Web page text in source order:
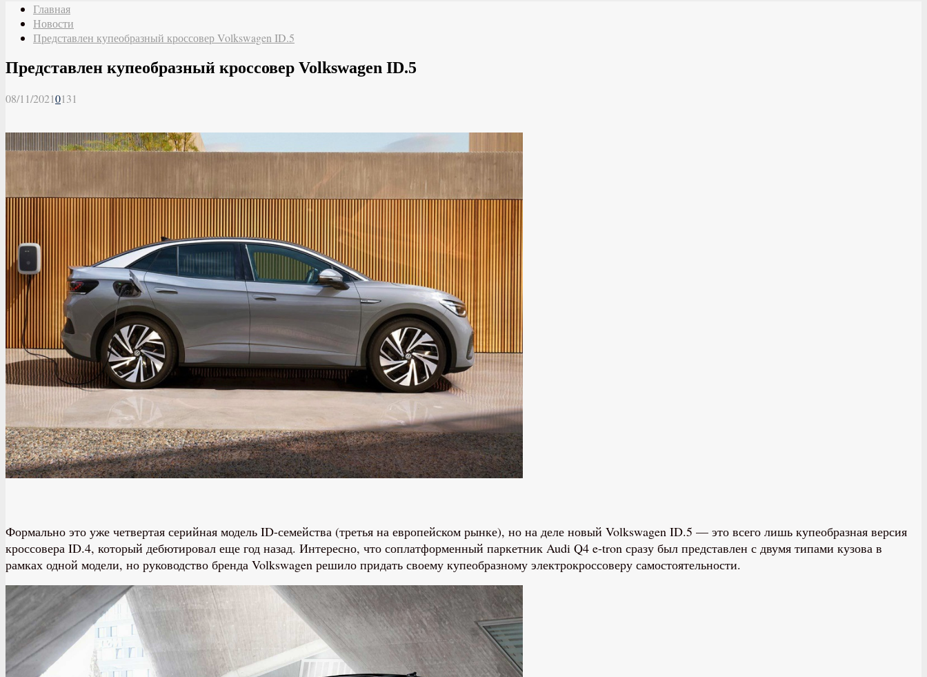
Главная
Новости
Представлен купеобразный кроссовер Volkswagen ID.5
Представлен купеобразный кроссовер Volkswagen ID.5
08/11/20210131
Формально это уже четвертая серийная модель ID-семейства (третья на европейском рынке), но на деле новый Volkswagen ID.5 — это всего лишь купеобразная версия
кроссовера ID.4, который дебютировал еще год назад. Интересно, что соплатформенный паркетник Audi Q4 e-tron сразу был представлен с двумя типами кузова в
рамках одной модели, но руководство бренда Volkswagen решило придать своему купеобразному электрокроссоверу самостоятельности.